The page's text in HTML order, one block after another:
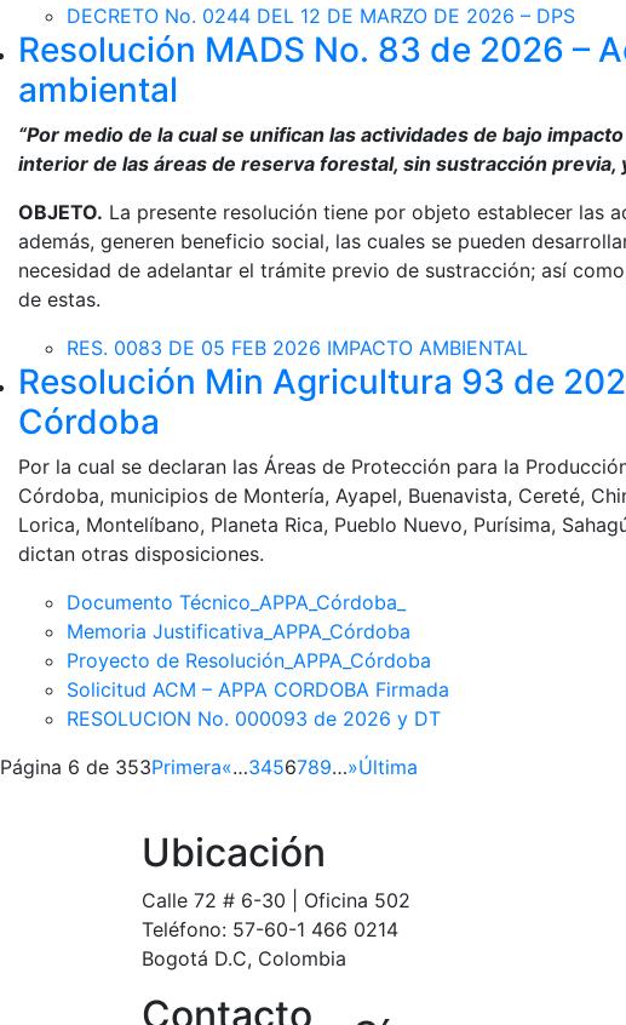
DECRETO No. 0244 DEL 12 DE MARZO DE 2026 – DPS
Resolución MADS No. 83 de 2026 –
ambiental
“Por medio de la cual se unifican las actividades de bajo
interior de las áreas de reserva forestal, sin sustracción previa,
OBJETO. La presente resolución tiene por objeto establecer las
además, generen beneficio social, las cuales se pueden
necesidad de adelantar el trámite previo de sustracción; así
de estas.
RES. 0083 DE 05 FEB 2026 IMPACTO AMBIENTAL
Resolución Min Agricultura 93 de
Córdoba
Por la cual se declaran las Áreas de Protección para la
Córdoba, municipios de Montería, Ayapel, Buenavista, Cereté,
Lorica, Montelíbano, Planeta Rica, Pueblo Nuevo, Purísima,
dictan otras disposiciones.
Documento Técnico_APPA_Córdoba_
Memoria Justificativa_APPA_Córdoba
Proyecto de Resolución_APPA_Córdoba
Solicitud ACM – APPA CORDOBA Firmada
RESOLUCION No. 000093 de 2026 y DT
Página 6 de 353Primera«…3456789…»Última
Ubicación
Calle 72 # 6-30 | Oficina 502
Teléfono: 57-60-1 466 0214
Bogotá D.C, Colombia
Contacto